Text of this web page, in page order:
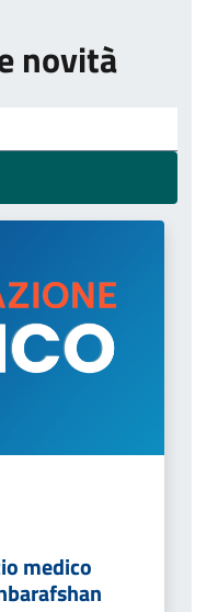
novità
medico